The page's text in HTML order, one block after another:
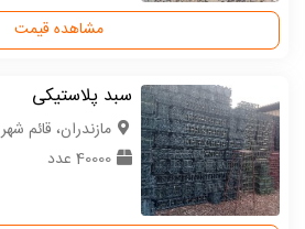
مشاهده قیمت
سبد پلاستیکی
مازندران، قائم شهر
40000 عدد